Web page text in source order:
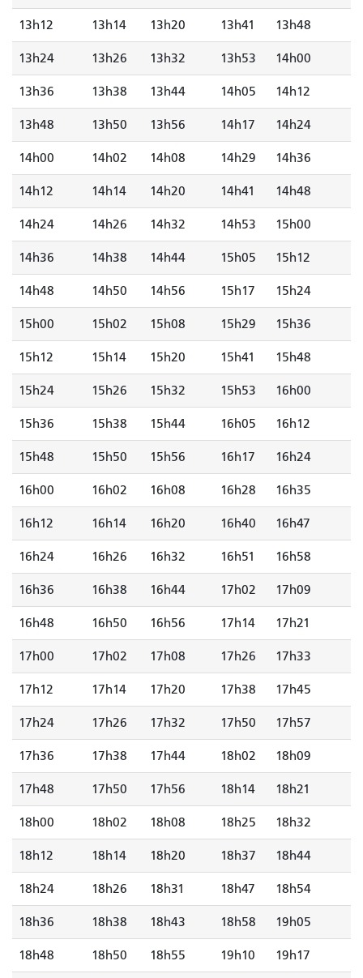
13h12 13h14 13h20 13h41 13h48
13h24 13h26 13h32 13h53 14h00
13h36 13h38 13h44 14h05 14h12
13h48 13h50 13h56 14h17 14h24
14h00 14h02 14h08 14h29 14h36
14h12 14h14 14h20 14h41 14h48
14h24 14h26 14h32 14h53 15h00
14h36 14h38 14h44 15h05 15h12
14h48 14h50 14h56 15h17 15h24
15h00 15h02 15h08 15h29 15h36
15h12 15h14 15h20 15h41 15h48
15h24 15h26 15h32 15h53 16h00
15h36 15h38 15h44 16h05 16h12
15h48 15h50 15h56 16h17 16h24
16h00 16h02 16h08 16h28 16h35
16h12 16h14 16h20 16h40 16h47
16h24 16h26 16h32 16h51 16h58
16h36 16h38 16h44 17h02 17h09
16h48 16h50 16h56 17h14 17h21
17h00 17h02 17h08 17h26 17h33
17h12 17h14 17h20 17h38 17h45
17h24 17h26 17h32 17h50 17h57
17h36 17h38 17h44 18h02 18h09
17h48 17h50 17h56 18h14 18h21
18h00 18h02 18h08 18h25 18h32
18h12 18h14 18h20 18h37 18h44
18h24 18h26 18h31 18h47 18h54
18h36 18h38 18h43 18h58 19h05
18h48 18h50 18h55 19h10 19h17